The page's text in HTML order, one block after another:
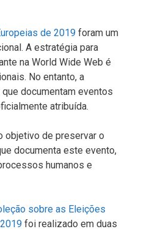
de 2019 foram um
A estratégia para
na World Wide Web é
No entanto, a
documentam eventos
atribuída.
objetivo de preservar o
documenta este evento,
humanos e
sobre as Eleições
foi realizado em duas